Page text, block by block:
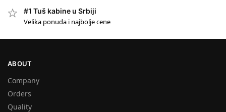
#1 Tuš kabine u Srbiji
Velika ponuda i najbolje cene
#1
ABOUT
Company
Orders
Quality